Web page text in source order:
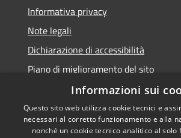
Informativa privacy
Note legali
Dichiarazione di accessibilità
Piano di miglioramento del sito
Informazioni sui
Questo sito web utilizza cookie tecnici e
necessari al corretto funzionamento e alla
nonché un cookie tecnico analitico al solo